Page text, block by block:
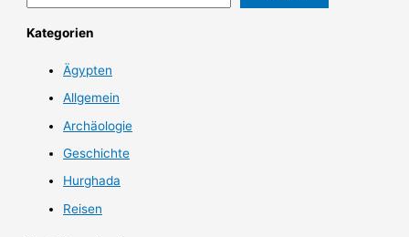
Kategorien
Ägypten
Allgemein
Archäologie
Geschichte
Hurghada
Reisen